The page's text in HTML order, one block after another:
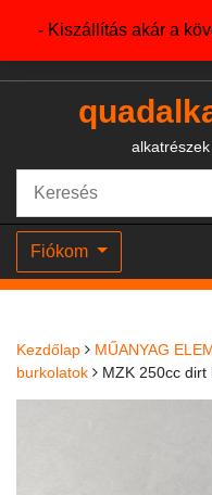
- Kiszállítás akár a
+36204327386
Fiókom
Kezdőlap MŰANYAG
burkolatok
MZK 250cc